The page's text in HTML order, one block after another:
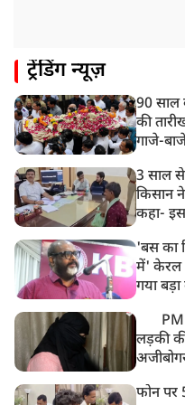
गाज़ियाबाद में मुठभेड़, 3 ड्रग
ट्रेंडिंग न्यूज़
90 साल
की
गाजे-
3 साल
किसान
कहा-
'बस का
में' केरल
गया
PM
लड़की
फोन पर